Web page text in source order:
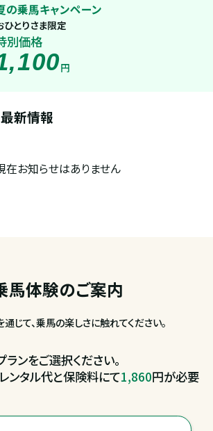
の乗馬キャンペーン
ひとりさま限定
別価格
円
新情報
在お知らせはありません
馬体験のご案内
じて、乗馬の楽しさに触れてください。
ランをご選択ください。
ンタル代と保険料にて1,860円が必要